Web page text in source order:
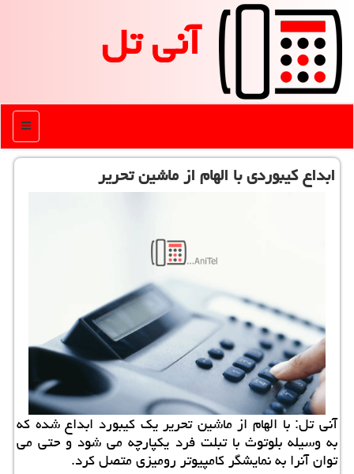
آنی تل
منو
ابداع كیبوردی با الهام از ماشین تحریر
آنی تل: با الهام از ماشین تحریر یك كیبورد ابداع شده كه
به وسیله بلوتوث با تبلت فرد یكپارچه می شود و حتی می
توان آنرا به نمایشگر كامپیوتر رومیزی متصل كرد.